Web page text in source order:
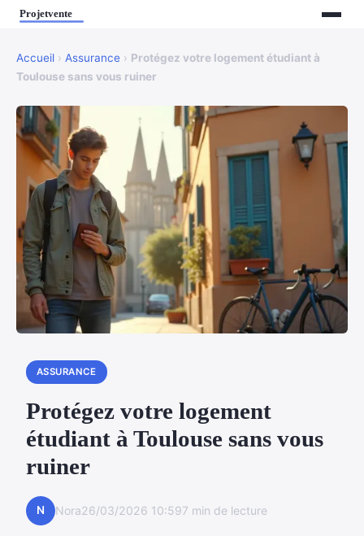
Accueil › Assurance › Protégez votre logement étudiant à
Toulouse sans vous ruiner
ASSURANCE
Protégez votre logement
étudiant à Toulouse sans vous
ruiner
N Nora26/03/2026 10:597 min de lecture